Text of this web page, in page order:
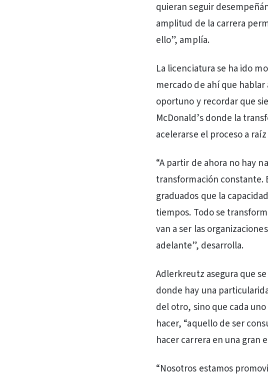
quieran seguir
amplitud de la carrera
ello”, amplía.
La licenciatura se ha ido
mercado de ahí que
oportuno y recordar que
McDonald’s donde la
acelerarse el proceso a
“A partir de ahora no hay
transformación constante.
graduados que la
tiempos. Todo se
van a ser las
adelante”, desarrolla.
Adlerkreutz asegura que
donde hay una
del otro, sino que cada
hacer, “aquello de ser
hacer carrera en una gran
“Nosotros estamos